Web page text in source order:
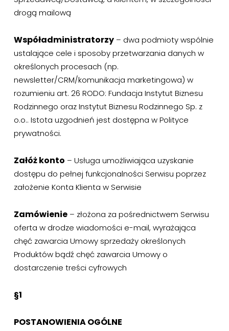
drogą mailową
Współadministratorzy– dwa podmioty wspólnie
ustalające cele i sposoby przetwarzania danych w
określonych procesach (np.
newsletter/CRM/komunikacja marketingowa) w
rozumieniu art. 26 RODO: Fundacja Instytut Biznesu
Rodzinnego oraz Instytut Biznesu Rodzinnego Sp. z
o.o.. Istota uzgodnień jest dostępna w Polityce
prywatności.
Załóż konto – Usługa umożliwiająca uzyskanie
dostępu do pełnej funkcjonalności Serwisu poprzez
założenie Konta Klienta w Serwisie
Zamówienie– złożona za pośrednictwem Serwisu
oferta w drodze wiadomości e-mail, wyrażająca
chęć zawarcia Umowy sprzedaży określonych
Produktów bądź chęć zawarcia Umowy o
dostarczenie treści cyfrowych
§1
POSTANOWIENIA OGÓLNE